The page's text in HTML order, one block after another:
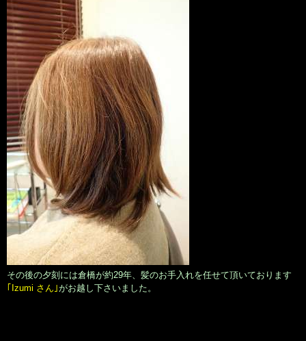
その後の夕刻には倉橋が約29年、髪のお手入れを任せて頂いております
｢Izumi さん｣がお越し下さいました。